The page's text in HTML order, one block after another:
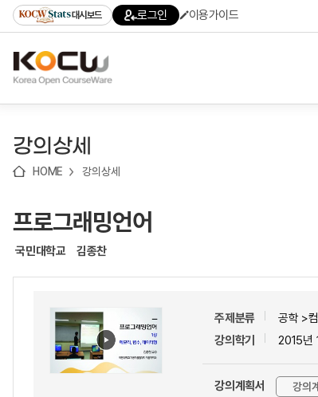
기
기
기
content)
가
대시보드 로그인 이용가이드
강의상세
HOME 강의상세
프로그래밍언어
국민대학교 김종찬
주제분류
공학 >
강의학기
2015년
강의계획서 강의